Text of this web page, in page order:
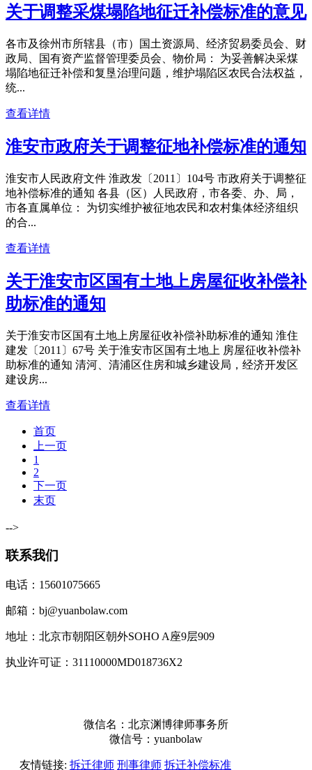
关于调整采煤塌陷地征迁补偿标准的意见
各市及徐州市所辖县（市）国土资源局、经济贸易委员会、财
政局、国有资产监督管理委员会、物价局： 为妥善解决采煤
塌陷地征迁补偿和复垦治理问题，维护塌陷区农民合法权益，
统...
查看详情
淮安市政府关于调整征地补偿标准的通知
淮安市人民政府文件 淮政发〔2011〕104号 市政府关于调整征
地补偿标准的通知 各县（区）人民政府，市各委、办、局，
市各直属单位： 为切实维护被征地农民和农村集体经济组织
的合...
查看详情
关于淮安市区国有土地上房屋征收补偿补
助标准的通知
关于淮安市区国有土地上房屋征收补偿补助标准的通知 淮住
建发〔2011〕67号 关于淮安市区国有土地上 房屋征收补偿补
助标准的通知 清河、清浦区住房和城乡建设局，经济开发区
建设房...
查看详情
首页
上一页
1
2
下一页
末页
-->
联系我们
电话：15601075665
邮箱：bj@yuanbolaw.com
地址：北京市朝阳区朝外SOHO A座9层909
执业许可证：31110000MD018736X2
微信名：北京渊博律师事务所
微信号：yuanbolaw
友情链接: 拆迁律师 刑事律师 拆迁补偿标准